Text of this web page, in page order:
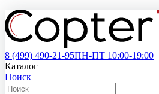
8 (499) 490-21-95ПН-ПТ 10:00-19:00
Каталог
Поиск